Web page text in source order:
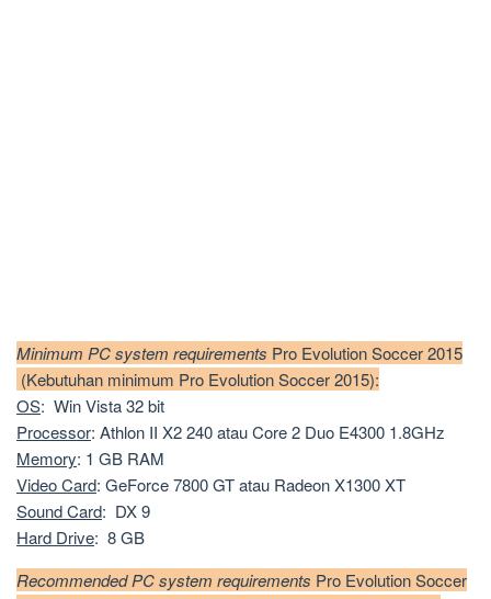
Minimum PC system requirements Pro Evolution Soccer 2015
(Kebutuhan minimum Pro Evolution Soccer 2015):
OS: Win Vista 32 bit
Processor: Athlon II X2 240 atau Core 2 Duo E4300 1.8GHz
Memory: 1 GB RAM
Video Card: GeForce 7800 GT atau Radeon X1300 XT
Sound Card: DX 9
Hard Drive: 8 GB
Recommended PC system requirements Pro Evolution Soccer